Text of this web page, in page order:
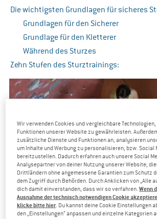
Die wichtigsten Grundlagen für sicheres
Grundlagen für den Sicherer
Grundlage für den Kletterer
Während des Sturzes
Zehn Stufen des Sturztrainings:
Der Partnercheck ist beim Sturztraining doppelt
Wir verwenden Cookies und vergleichbare
Funktionen unserer Website zu gewährleisten.
zusätzliche Dienste und Funktionen an, analysieren
um Inhalte und Werbung zu personalisieren, bzw. Social
bereitzustellen. Dadurch erfahren auch unsere Social
Analysepartner von deiner Nutzung unserer Website;
Drittländern ohne angemessene Garantien zum Schutz
dem Zugriff durch Behörden. Durch Anklicken von „Alle
dich damit einverstanden, dass wir so verfahren.Wenn
Ausnahme der technisch notwendigen Cookie
klicke bitte hier . Du kannst deine Cookie Einstellungen
den „Einstellungen“ anpassen und einzelne Kategorien